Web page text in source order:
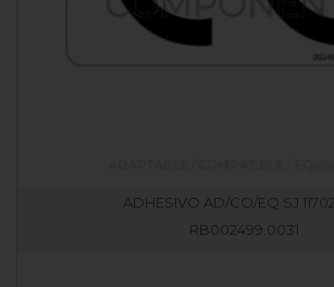
ADHESIVO AD/CO/EQ SJ
RB002499.0031